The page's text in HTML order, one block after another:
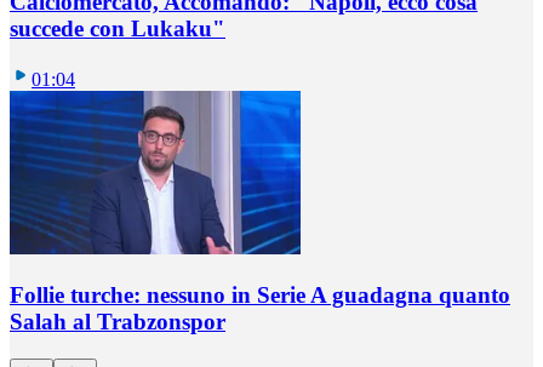
succede con Lukaku"
01:04
Follie turche: nessuno in Serie A guadagna quanto
Salah al Trabzonspor